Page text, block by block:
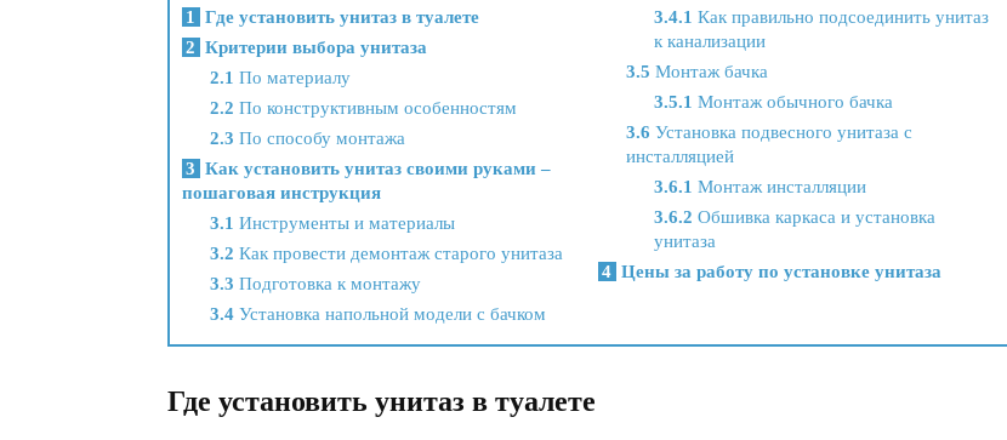
1
Где установить унитаз в туалете
2 Критерии выбора унитаза
2.1 По материалу
2.2 По конструктивным особенностям
2.3 По способу монтажа
3 Как установить унитаз своими руками –
пошаговая инструкция
3.1 Инструменты и материалы
3.2 Как провести демонтаж старого унитаза
3.3 Подготовка к монтажу
3.4Установка напольной модели с бачком
3.4.1 Как правильно подсоединить унитаз
к канализации
3.5 Монтаж бачка
3.5.1 Монтаж обычного бачка
3.6 Установка подвесного унитаза с
инсталляцией
3.6.1 Монтаж инсталляции
3.6.2 Обшивка каркаса и установка
унитаза
4 Цены за работу по установке унитаза
Где установить унитаз в туалете